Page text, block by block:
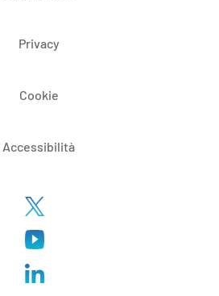
Privacy
Cookie
Accessibilità